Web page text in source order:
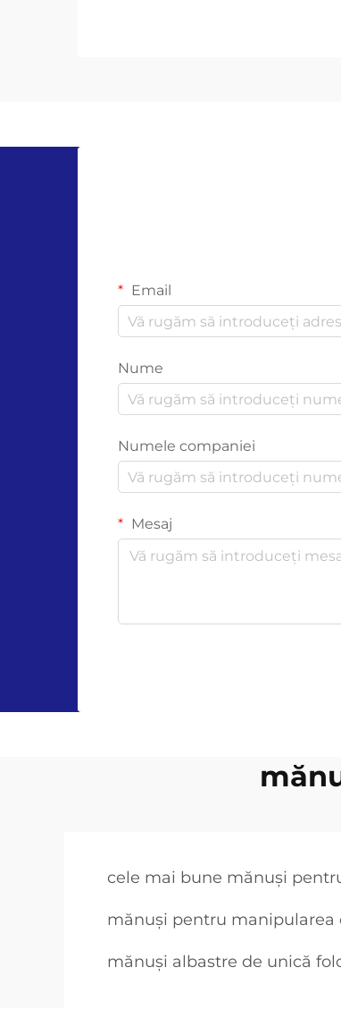
Email
Nume
Numele companiei
Mesaj
cele mai bune mănuși
mănuși pentru manipularea
mănuși albastre de unică